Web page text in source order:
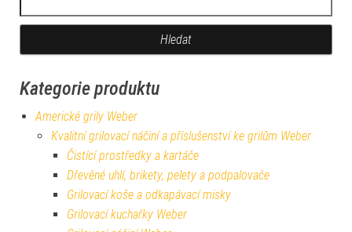
Kategorie produktu
Americké grily Weber
Kvalitní grilovací náčiní a příslušenství ke grilům Weber
Čistící prostředky a kartáče
Dřevěné uhlí, brikety, pelety a podpalovače
Grilovací koše a odkapávací misky
Grilovací kuchařky Weber